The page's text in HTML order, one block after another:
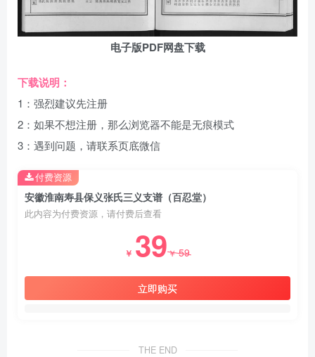
电子版PDF网盘下载
下载说明：
1：强烈建议先注册
2：如果不想注册，那么浏览器不能是无痕模式
3：遇到问题，请联系页底微信
安徽淮南寿县保义张氏三义支谱（百忍堂）
此内容为付费资源，请付费后查看
￥ 39￥59
立即购买
付费资源
THE END